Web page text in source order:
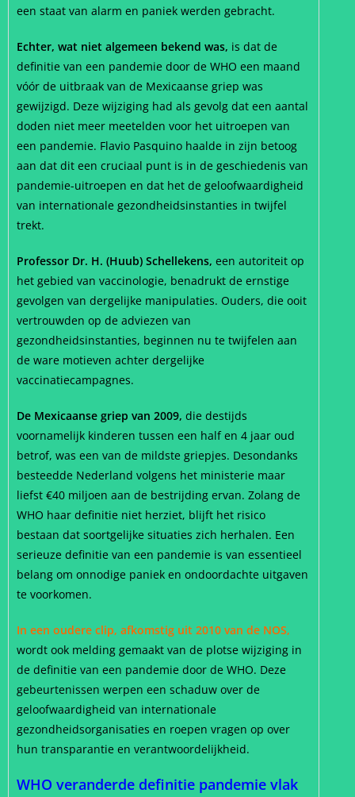
een staat van alarm en paniek werden gebracht.
Echter, wat niet algemeen bekend was, is dat de
definitie van een pandemie door de WHO een maand
vóór de uitbraak van de Mexicaanse griep was
gewijzigd. Deze wijziging had als gevolg dat een aantal
doden niet meer meetelden voor het uitroepen van
een pandemie. Flavio Pasquino haalde in zijn betoog
aan dat dit een cruciaal punt is in de geschiedenis van
pandemie-uitroepen en dat het de geloofwaardigheid
van internationale gezondheidsinstanties in twijfel
trekt.
Professor Dr. H. (Huub) Schellekens, een autoriteit op
het gebied van vaccinologie, benadrukt de ernstige
gevolgen van dergelijke manipulaties. Ouders, die ooit
vertrouwden op de adviezen van
gezondheidsinstanties, beginnen nu te twijfelen aan
de ware motieven achter dergelijke
vaccinatiecampagnes.
De Mexicaanse griep van 2009, die destijds
voornamelijk kinderen tussen een half en 4 jaar oud
betrof, was een van de mildste griepjes. Desondanks
besteedde Nederland volgens het ministerie maar
liefst €40 miljoen aan de bestrijding ervan. Zolang de
WHO haar definitie niet herziet, blijft het risico
bestaan dat soortgelijke situaties zich herhalen. Een
serieuze definitie van een pandemie is van essentieel
belang om onnodige paniek en ondoordachte uitgaven
te voorkomen.
In een oudere clip, afkomstig uit 2010 van de NOS,
wordt ook melding gemaakt van de plotse wijziging in
de definitie van een pandemie door de WHO. Deze
gebeurtenissen werpen een schaduw over de
geloofwaardigheid van internationale
gezondheidsorganisaties en roepen vragen op over
hun transparantie en verantwoordelijkheid.
WHO veranderde definitie pandemie vlak